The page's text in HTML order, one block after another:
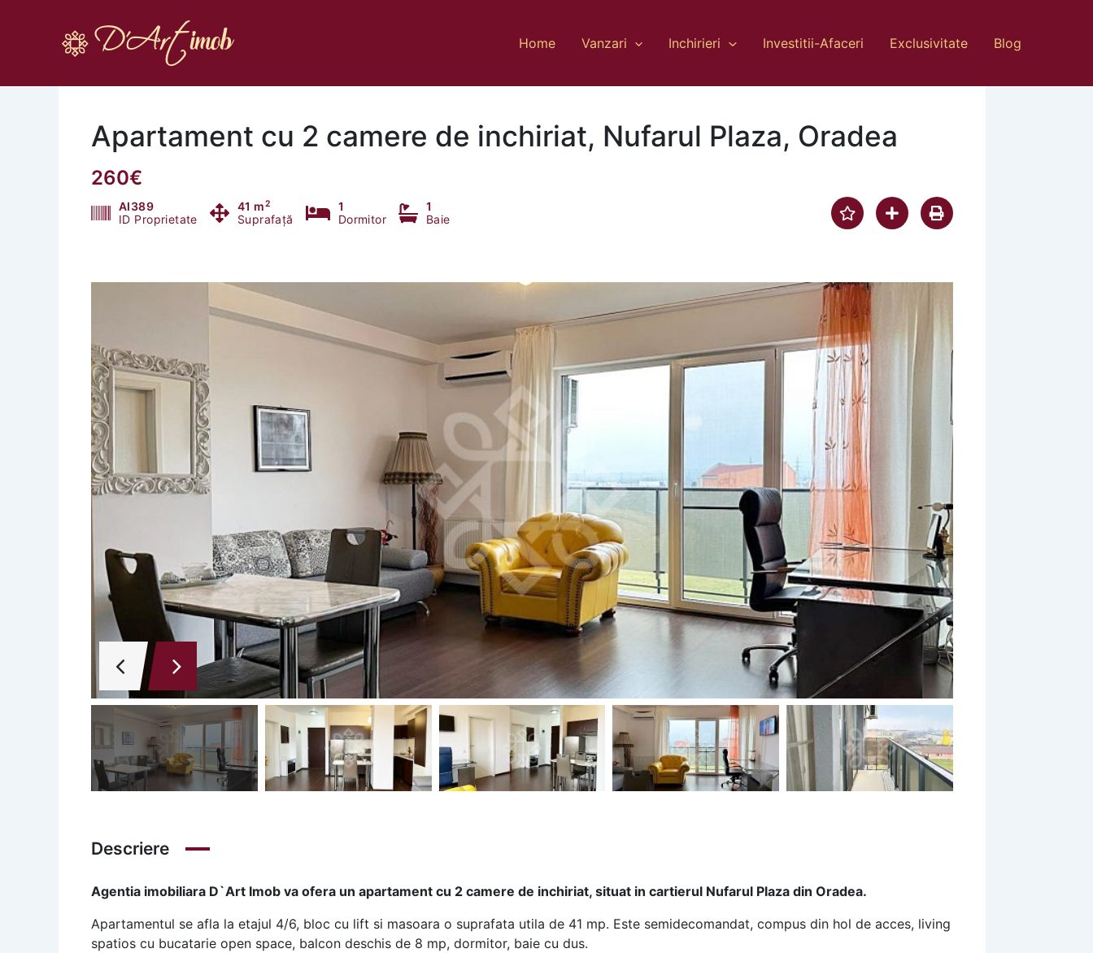
Home Vanzari Inchirieri Investitii-Afaceri Exclusivitate Blog
Apartament cu 2 camere de inchiriat, Nufarul Plaza, Oradea
260€
AI389
ID Proprietate
41 m2
Suprafață
1
Dormitor
1
Baie
Descriere
Agentia imobiliara D`Art Imob va ofera un apartament cu 2 camere de inchiriat, situat in cartierul Nufarul Plaza din Oradea.
Apartamentul se afla la etajul 4/6, bloc cu lift si masoara o suprafata utila de 41 mp. Este semidecomandat, compus din hol de acces, living
spatios cu bucatarie open space, balcon deschis de 8 mp, dormitor, baie cu dus.